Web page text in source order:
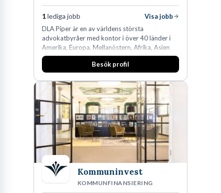
1lediga jobb
Visa jobb
DLA Piper är en av världens största
advokatbyråer med kontor i över 40 länder i
Amerika, Europa, Mellanöstern, Afrika, Asien
och Oceanien. Vi är specialister inom
affärsjuridikens alla områden och vi har några
fler än 450 jurister på fem kontor i Stockholm,
Köpenhamn, Århus, Oslo och Helsingfors kan vi
på DLA Piper erbjuda våra klienter en unik,
effektiv och gränsöverskridande nordisk
expertis. På vårt kontor i centrala Stockholm är
vi idag drygt 240 medarbetare.
Besök profil
Kommuninvest
KOMMUNFINANSIERING